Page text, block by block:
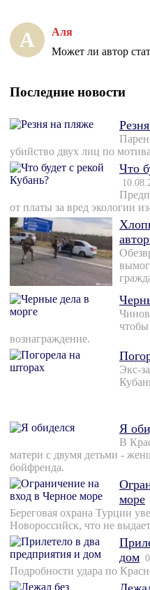
А Аля
Может ли автор
Последние новости
убийство двух лиц по
Что
от платы за вред экологии
чтобы
вознаграждение.
Экс-
Я
В
матери с двумя детьми -
бойфренда.
море
Береговая охрана Турции
Новороссийск, что не
дом
Подробности удара по